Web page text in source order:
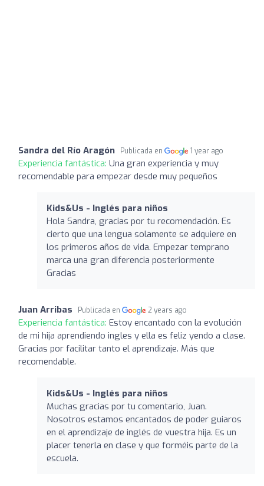
Sandra del Río Aragón Publicada en 1 year ago
Experiencia fantástica: Una gran experiencia y muy
recomendable para empezar desde muy pequeños
Kids&Us - Inglés para niños
Hola Sandra, gracias por tu recomendación. Es
cierto que una lengua solamente se adquiere en
los primeros años de vida. Empezar temprano
marca una gran diferencia posteriormente
Gracias
Juan Arribas Publicada en 2 years ago
Experiencia fantástica: Estoy encantado con la evolución
de mi hija aprendiendo ingles y ella es feliz yendo a clase.
Gracias por facilitar tanto el aprendizaje. Más que
recomendable.
Kids&Us - Inglés para niños
Muchas gracias por tu comentario, Juan.
Nosotros estamos encantados de poder guiaros
en el aprendizaje de inglés de vuestra hija. Es un
placer tenerla en clase y que forméis parte de la
escuela.